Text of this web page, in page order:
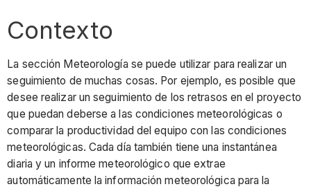
Contexto
La sección Meteorología se puede utilizar para realizar un
seguimiento de muchas cosas. Por ejemplo, es posible que
desee realizar un seguimiento de los retrasos en el proyecto
que puedan deberse a las condiciones meteorológicas o
comparar la productividad del equipo con las condiciones
meteorológicas. Cada día también tiene una instantánea
diaria y un informe meteorológico que extrae
automáticamente la información meteorológica para la